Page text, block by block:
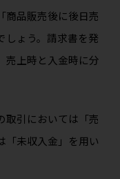
商品販売後に後日売
しょう。請求書を発
売上時と入金時に分
取引においては「売
「未収入金」を用い